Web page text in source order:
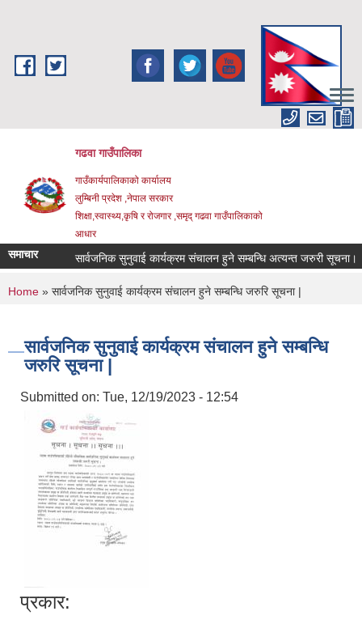
गढवा गाउँपालिका
गाउँकार्यपालिकाको कार्यालय
लुम्बिनी प्रदेश ,नेपाल सरकार
शिक्षा,स्वास्थ्य,कृषि र रोजगार ,समृद् गढवा गाउँपालिकाको
आधार
समाचार सार्वजनिक सुनुवाई कार्यक्रम संचालन हुने सम्बन्धि अत्यन्त जरुरी सूचना।
You are here
Home » सार्वजनिक सुनुवाई कार्यक्रम संचालन हुने सम्बन्धि जरुरि सूचना |
सार्वजनिक सुनुवाई कार्यक्रम संचालन हुने सम्बन्धि
जरुरि सूचना |
Submitted on: Tue, 12/19/2023 - 12:54
प्रकार: